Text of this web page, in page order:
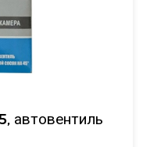
автовентиль